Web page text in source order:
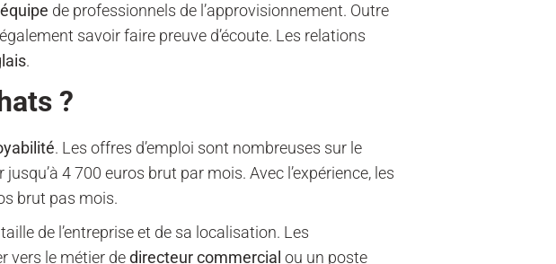
de professionnels de l’approvisionnement. Outre
savoir faire preuve d’écoute. Les relations
.
?
. Les offres d’emploi sont nombreuses sur le
4 700 euros brut par mois. Avec l’expérience, les
brut pas mois.
de l’entreprise et de sa localisation. Les
vers le métier dedirecteur commercial ou un poste